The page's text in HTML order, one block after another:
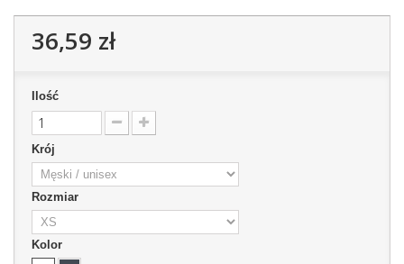
36,59 zł
Ilość
Krój
Rozmiar
Kolor